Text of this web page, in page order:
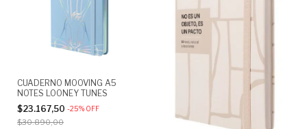
CUADERNO MOOVING A5
NOTES LOONEY TUNES
$23.167,50 -25% OFF
$30.890,00